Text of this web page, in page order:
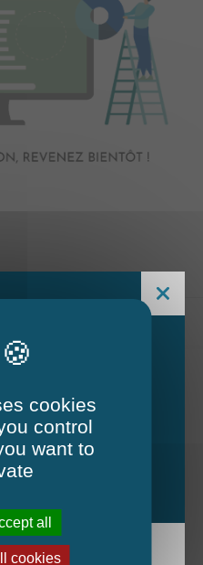
estivale
cookies
control
want to
all
cookies